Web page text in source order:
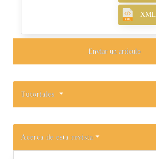
XML
Enviar un artículo
Tutoriales
Acerca de esta revista